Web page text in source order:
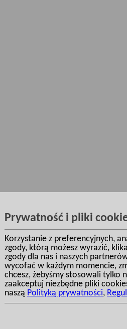
Prywatność i pliki
Korzystanie z preferencyjnych,
zgody, którą możesz wyrazić,
zgody dla nas i naszych
wycofać w każdym momencie,
chcesz, żebyśmy stosowali tylko
zaakceptuj niezbędne pliki
naszą Polityką prywatności,